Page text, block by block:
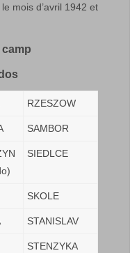
mois d’avril 1942 et
camp
RZESZOW
SAMBOR
SIEDLCE
SKOLE
STANISLAV
STENZYKA